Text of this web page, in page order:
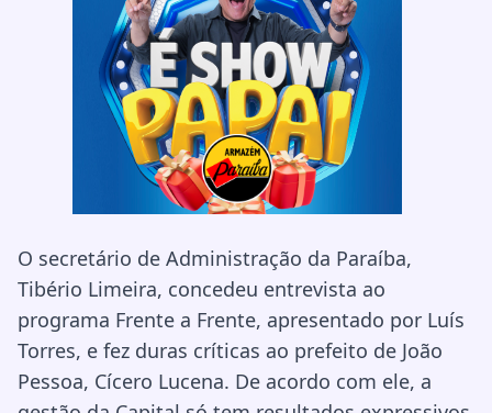
O secretário de Administração da Paraíba,
Tibério Limeira, concedeu entrevista ao
programa Frente a Frente, apresentado por Luís
Torres, e fez duras críticas ao prefeito de João
Pessoa, Cícero Lucena. De acordo com ele, a